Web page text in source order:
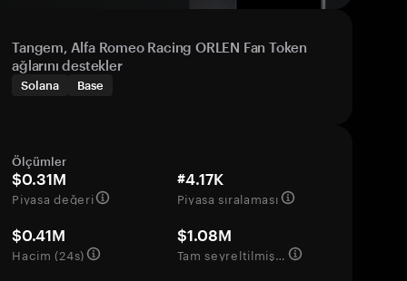
Tangem, Alfa Romeo Racing ORLEN Fan Token
ağlarını destekler
Solana Base
Ölçümler
$0.31M
Piyasa değeri
#4.17K
Piyasa sıralaması
$0.41M
Hacim (24s)
$1.08M
Tam seyreltilmiş değerleme